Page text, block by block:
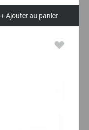
+ Ajouter au panier